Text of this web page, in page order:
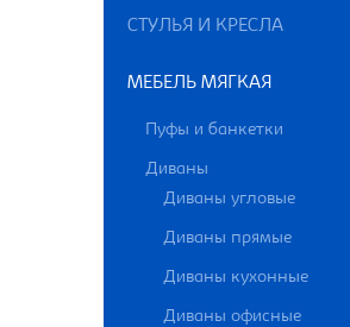
СТУЛЬЯ И КРЕСЛА
МЕБЕЛЬ МЯГКАЯ
Пуфы и банкетки
Диваны
Диваны угловые
Диваны прямые
Диваны кухонные
Диваны офисные